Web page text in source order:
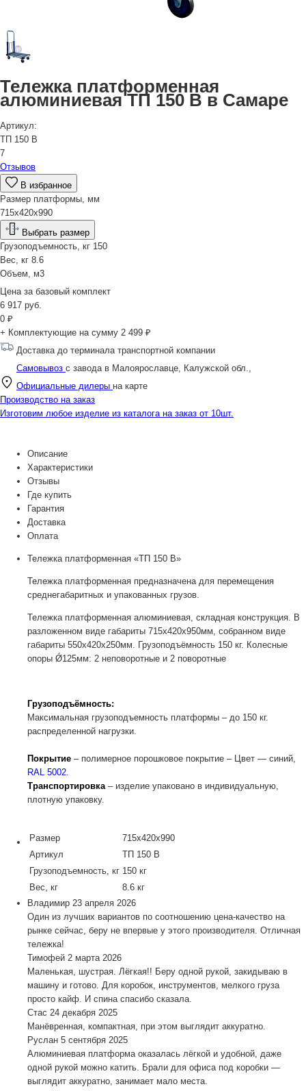
Тележка платформенная
алюминиевая ТП 150 В в Самаре
Артикул:
ТП 150 В
7
Отзывов
В избранное
Размер платформы, мм
715х420х990
Выбрать размер
Грузоподъемность, кг 150
Вес, кг 8.6
Объем, м3
Цена за базовый комплект
6 917 руб.
0 ₽
+ Комплектующие на сумму 2 499 ₽
Доставка до терминала транспортной компании
Самовывоз с завода в Малоярославце, Калужской обл.,
Официальные дилеры на карте
Производство на заказ
Изготовим любое изделие из каталога на заказ от 10шт.
Описание
Характеристики
Отзывы
Где купить
Гарантия
Доставка
Оплата
Тележка платформенная «ТП 150 В»
Тележка платформенная предназначена для перемещения
среднегабаритных и упакованных грузов.
Тележка платформенная алюминиевая, складная конструкция. В
разложенном виде габариты 715х420х950мм, собранном виде
габариты 550х420х250мм. Грузоподъёмность 150 кг. Колесные
опоры Ǿ125мм: 2 неповоротные и 2 поворотные
Грузоподъёмность:
Максимальная грузоподъемность платформы – до 150 кг.
распределенной нагрузки.
Покрытие – полимерное порошковое покрытие – Цвет — синий,
RAL 5002
Транспортировка – изделие упаковано в индивидуальную,
плотную упаковку.
Размер
715х420х990
Артикул
ТП 150 В
Грузоподъемность, кг 150 кг
Вес, кг
8.6 кг
Владимир 23 апреля 2026
Один из лучших вариантов по соотношению цена-качество на
рынке сейчас, беру не впервые у этого производителя. Отличная
тележка!
Тимофей 2 марта 2026
Маленькая, шустрая. Лёгкая!! Беру одной рукой, закидываю в
машину и готово. Для коробок, инструментов, мелкого груза
просто кайф. И спина спасибо сказала.
Стас 24 декабря 2025
Манёвренная, компактная, при этом выглядит аккуратно.
Руслан 5 сентября 2025
Алюминиевая платформа оказалась лёгкой и удобной, даже
одной рукой можно катить. Брали для офиса под коробки —
выглядит аккуратно, занимает мало места.